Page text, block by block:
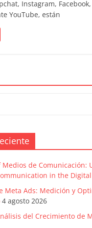
Instagram,
YouTube, están
Medios de Comunicación:
in the Digital
Meta Ads: Medición y
4 agosto 2026
del Crecimiento de